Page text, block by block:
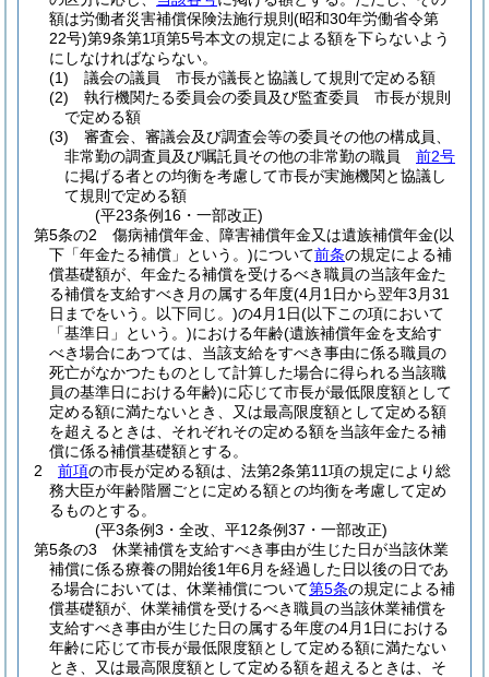
額は労働者災害補償保険法施行規則 (昭和30年労働省令第
22号)第9条第1項第5号本文の規定による額を下らないよう
にしなければならない。
(1)
議会の議員 市長が議長と協議して規則で定める額
(2)
執行機関たる委員会の委員及び監査委員 市長が規則
で定める額
(3)
審査会、審議会及び調査会等の委員その他の構成員、
非常勤の調査員及び嘱託員その他の非常勤の職員 前2号
に掲げる者との均衡を考慮して市長が実施機関と協議し
て規則で定める額
(平23条例16・一部改正)
第5条の2
傷病補償年金、障害補償年金又は遺族補償年金(以
下「年金たる補償」という。)について前条の規定による補
償基礎額が、年金たる補償を受けるべき職員の当該年金た
る補償を支給すべき月の属する年度(4月1日から翌年3月31
日までをいう。以下同じ。)の4月1日(以下この項において
「基準日」という。)における年齢(遺族補償年金を支給す
べき場合にあつては、当該支給をすべき事由に係る職員の
死亡がなかつたものとして計算した場合に得られる当該職
員の基準日における年齢)に応じて市長が最低限度額として
定める額に満たないとき、又は最高限度額として定める額
を超えるときは、それぞれその定める額を当該年金たる補
償に係る補償基礎額とする。
2
前項の市長が定める額は、法第2条第11項の規定により総
務大臣が年齢階層ごとに定める額との均衡を考慮して定め
るものとする。
(平3条例3・全改、平12条例37・一部改正)
第5条の3
休業補償を支給すべき事由が生じた日が当該休業
補償に係る療養の開始後1年6月を経過した日以後の日であ
る場合においては、休業補償について第5条の規定による補
償基礎額が、休業補償を受けるべき職員の当該休業補償を
支給すべき事由が生じた日の属する年度の4月1日における
年齢に応じて市長が最低限度額として定める額に満たない
とき、又は最高限度額として定める額を超えるときは、そ